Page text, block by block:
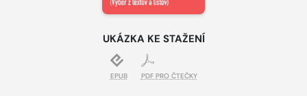
UKÁZKA KE STAŽENÍ
EPUB PDF PRO ČTEČKY